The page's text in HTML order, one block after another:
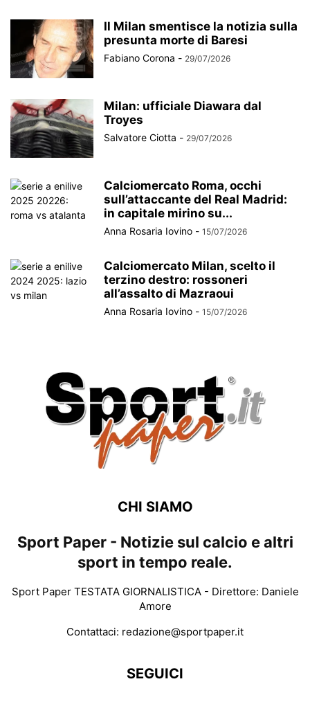
Il Milan smentisce la notizia sulla
presunta morte di Baresi
Fabiano Corona - 29/07/2026
Milan: ufficiale Diawara dal
Troyes
Salvatore Ciotta - 29/07/2026
Calciomercato Roma, occhi
sull’attaccante del Real Madrid:
in capitale mirino su...
Anna Rosaria Iovino - 15/07/2026
Calciomercato Milan, scelto il
terzino destro: rossoneri
all’assalto di Mazraoui
Anna Rosaria Iovino - 15/07/2026
CHI SIAMO
Sport Paper - Notizie sul calcio e altri
sport in tempo reale.
Sport Paper TESTATA GIORNALISTICA - Direttore: Daniele
Amore
Contattaci: redazione@sportpaper.it
SEGUICI